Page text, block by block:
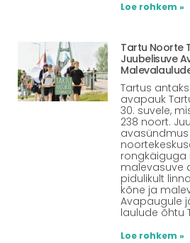
Loe rohkem »
Tartu Noorte
Juubelisuve
Tartus
avapauk
30. suvele,
238 noort.
avasündmus
rongkäiguga
malevasuve
pidulikult
kõne ja
Avapaugule
laulude õhtu
Loe rohkem »